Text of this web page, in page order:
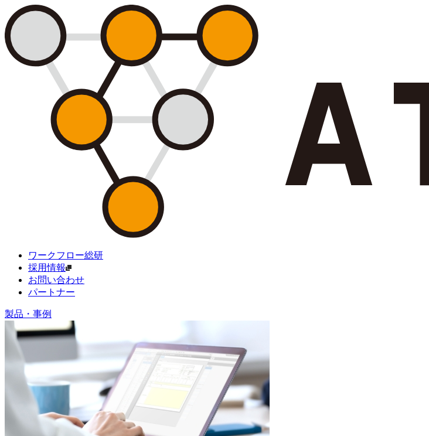
ワークフロー総研
採用情報
お問い合わせ
パートナー
製品・事例